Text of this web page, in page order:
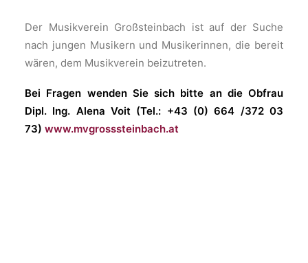
Der Musikverein Großsteinbach ist auf der Suche
nach jungen Musikern und Musikerinnen, die bereit
wären, dem Musikverein beizutreten.
Bei Fragen wenden Sie sich bitte an die Obfrau
Dipl. Ing. Alena Voit (Tel.: +43 (0) 664 /372 03
73) www.mvgrosssteinbach.at